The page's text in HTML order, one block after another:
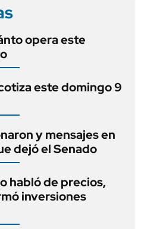
opera este
este domingo 9
y mensajes en
dejó el Senado
habló de precios,
inversiones